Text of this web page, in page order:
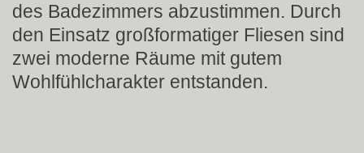
des Badezimmers abzustimmen. Durch
den Einsatz großformatiger Fliesen sind
zwei moderne Räume mit gutem
Wohlfühlcharakter entstanden.